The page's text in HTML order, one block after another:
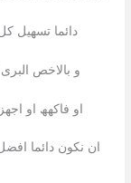
دائما تسھیل
و بالاخص
او فاكھھ او
ان نكون دائما